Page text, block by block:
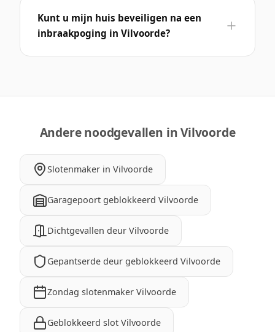
Kunt u mijn huis beveiligen na een
inbraakpoging in Vilvoorde?
Andere noodgevallen in Vilvoorde
Slotenmaker in Vilvoorde
Garagepoort geblokkeerd Vilvoorde
Dichtgevallen deur Vilvoorde
Gepantserde deur geblokkeerd Vilvoorde
Zondag slotenmaker Vilvoorde
Geblokkeerd slot Vilvoorde